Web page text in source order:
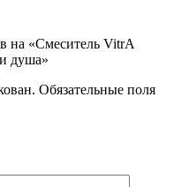
на «Смеситель VitrA
душа»
Обязательные поля